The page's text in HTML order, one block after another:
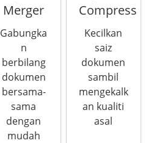
Merger
Gabungka
n
berbilang
dokumen
bersama-
sama
dengan
mudah
Compress
Kecilkan
saiz
dokumen
sambil
mengekalk
an kualiti
asal